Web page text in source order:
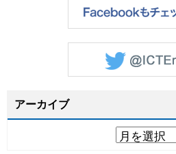
アーカイブ